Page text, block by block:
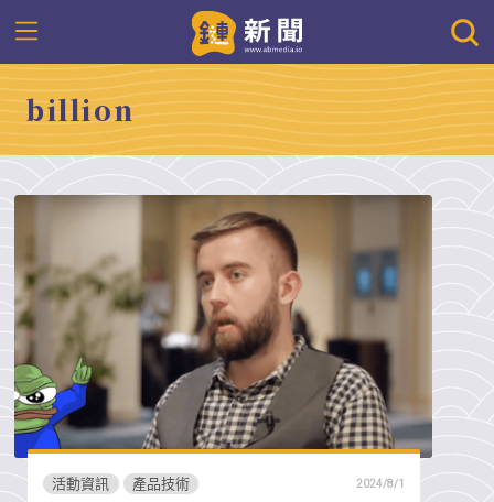
billion
活動資訊 產品技術 2024/8/1